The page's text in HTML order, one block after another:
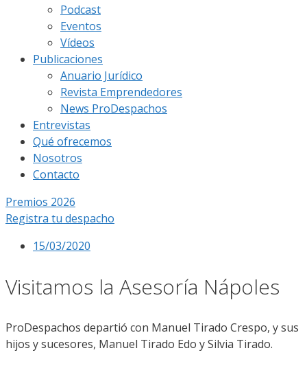
Podcast
Eventos
Vídeos
Publicaciones
Anuario Jurídico
Revista Emprendedores
News ProDespachos
Entrevistas
Qué ofrecemos
Nosotros
Contacto
Premios 2026
Registra tu despacho
15/03/2020
Visitamos la Asesoría Nápoles
ProDespachos departió con Manuel Tirado Crespo, y sus
hijos y sucesores, Manuel Tirado Edo y Silvia Tirado.